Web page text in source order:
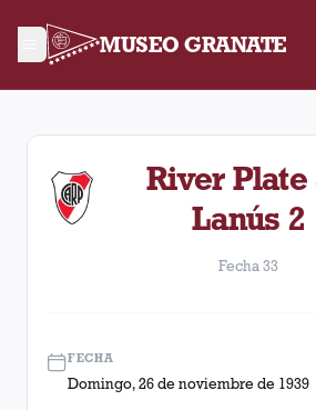
MUSEO GRANATE
Fecha 33. Partido entre Lanús y
River Plate
Lanús 2
Fecha 33
FECHA
Domingo, 26 de noviembre de 1939